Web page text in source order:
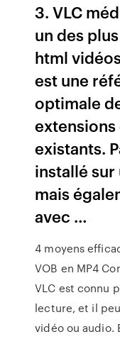
3. VLC
un des
html
est une
optimale
existants.
installé sur
mais
avec …
4 moyens
VOB en MP4
VLC est connu
lecture, et il
vidéo ou audio.